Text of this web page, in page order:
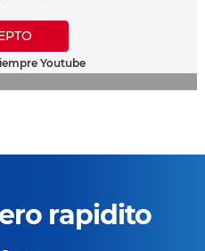
Youtube
rapidito